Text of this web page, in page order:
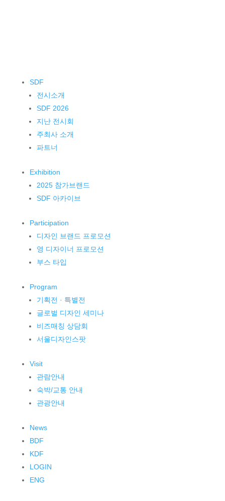
SDF
전시소개
SDF 2026
지난 전시회
주최사 소개
파트너
Exhibition
2025 참가브랜드
SDF 아카이브
Participation
디자인 브랜드 프로모션
영 디자이너 프로모션
부스 타입
Program
기획전 · 특별전
글로벌 디자인 세미나
비즈매칭 상담회
서울디자인스팟
Visit
관람안내
숙박/교통 안내
관광안내
News
BDF
KDF
LOGIN
ENG